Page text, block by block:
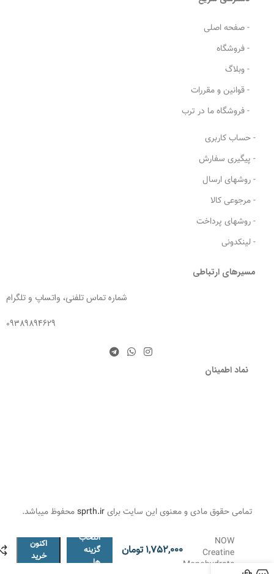
- صفحه اصلی
- فروشگاه
- وبلاگ
- قوانین و مقررات
- فروشگاه ما در ترب
- حساب کاربری
- پیگیری سفارش
- روشهای ارسال
- مرجوعی کالا
- روشهای پرداخت
- لینکدونی
مسیرهای ارتباطی
شماره تماس تلفنی، واتساپ و تلگرام
09389894629
نماد اطمینان
تمامی حقوق مادی و معنوی این سایت برایsprth.irمحفوظ میباشد.
کراتین
NOW
Creatine
Monohydrate
1,752,000تومان
انتخاب
گزینه
ها
اکنون
خرید